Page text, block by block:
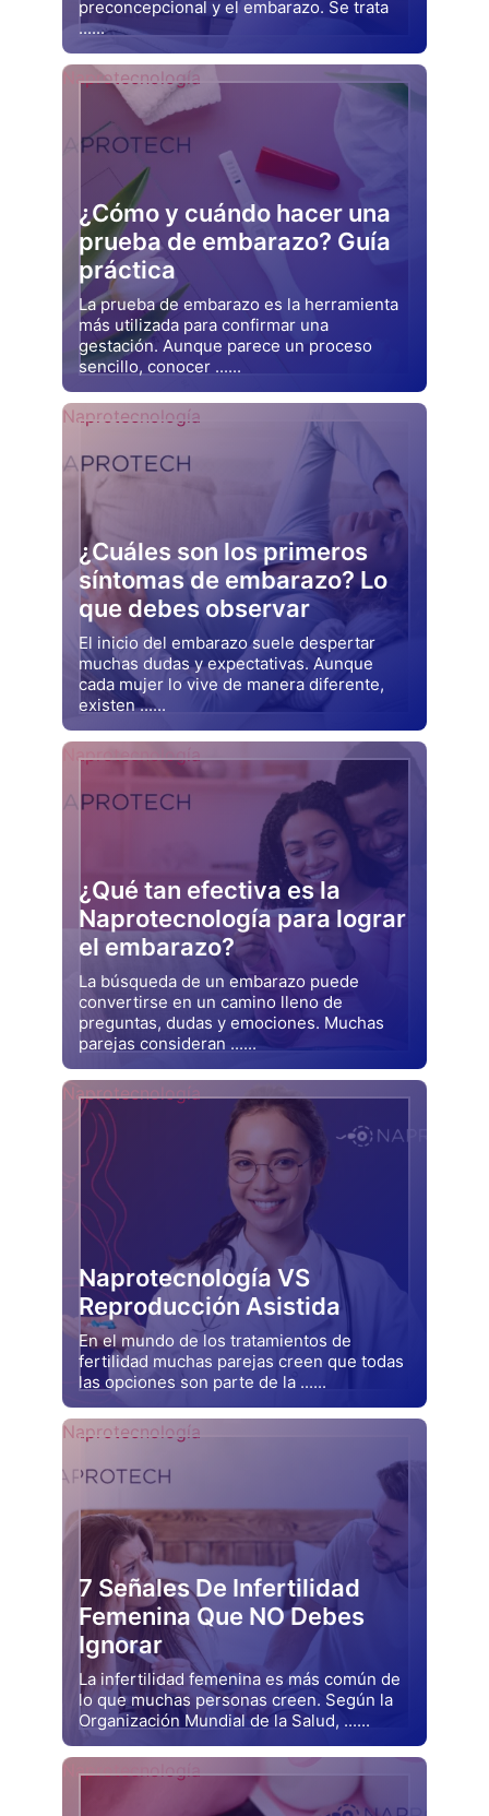
preconcepcional y el embarazo. Se trata
......
Drjluquerna
¿Cómo y cuándo hacer una
prueba de embarazo? Guía
práctica
La prueba de embarazo es la herramienta
más utilizada para confirmar una
gestación. Aunque parece un proceso
sencillo, conocer ......
Drjluquerna
Naprotecnología
¿Cuáles son los primeros
síntomas de embarazo? Lo
que debes observar
El inicio del embarazo suele despertar
muchas dudas y expectativas. Aunque
cada mujer lo vive de manera diferente,
existen ......
Drjluquerna
Naprotecnología
¿Qué tan efectiva es la
Naprotecnología para lograr
el embarazo?
La búsqueda de un embarazo puede
convertirse en un camino lleno de
preguntas, dudas y emociones. Muchas
parejas consideran ......
Drjluquerna
Naprotecnología
Naprotecnología VS
Reproducción Asistida
En el mundo de los tratamientos de
fertilidad muchas parejas creen que todas
las opciones son parte de la ......
Drjluquerna
Naprotecnología
7 Señales De Infertilidad
Femenina Que NO Debes
Ignorar
La infertilidad femenina es más común de
lo que muchas personas creen. Según la
Organización Mundial de la Salud, ......
Drjluquerna
Naprotecnología
Naprotecnología